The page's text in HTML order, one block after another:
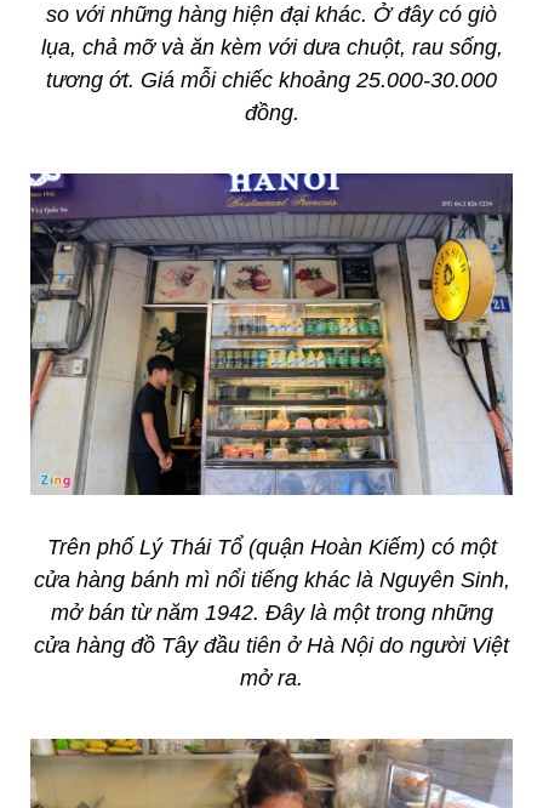
so với những hàng hiện đại khác. Ở đây có giò
lụa, chả mỡ và ăn kèm với dưa chuột, rau sống,
tương ớt. Giá mỗi chiếc khoảng 25.000-30.000
đồng.
Trên phố Lý Thái Tổ (quận Hoàn Kiếm) có một
cửa hàng bánh mì nổi tiếng khác là Nguyên Sinh,
mở bán từ năm 1942. Đây là một trong những
cửa hàng đồ Tây đầu tiên ở Hà Nội do người Việt
mở ra.